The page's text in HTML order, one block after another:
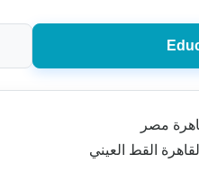
مصر
القط العيني